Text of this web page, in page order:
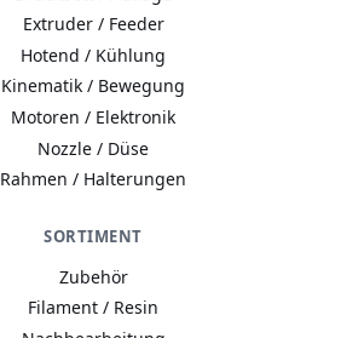
Extruder / Feeder
Hotend / Kühlung
Kinematik / Bewegung
Motoren / Elektronik
Nozzle / Düse
Rahmen / Halterungen
SORTIMENT
Zubehör
Filament / Resin